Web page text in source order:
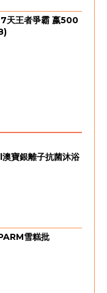
天王者爭霸 嬴500
寶銀離子抗菌沐浴
雪糕批